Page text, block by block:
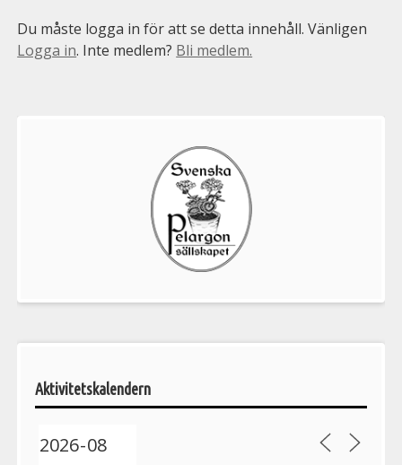
Du måste logga in för att se detta innehåll. Vänligen
Logga in. Inte medlem? Bli medlem.
Pelargonsällskapets
Aktivitetskalendern